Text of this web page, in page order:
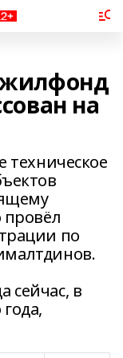
на
техническое
провёл
по
сейчас, в